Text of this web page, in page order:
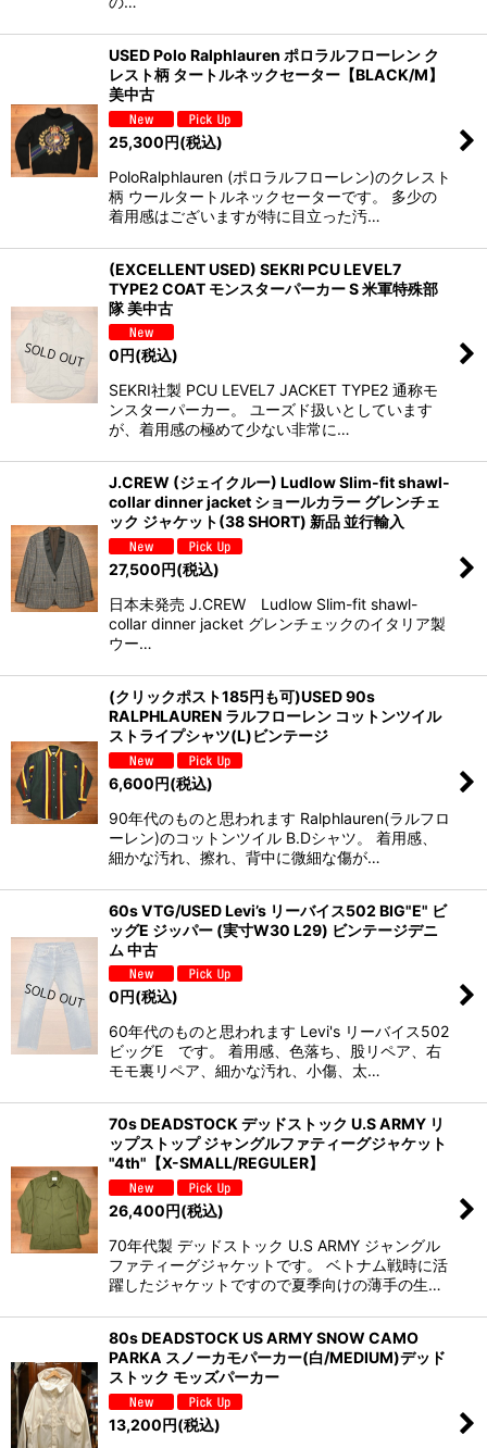
USED Polo Ralphlauren ポロラルフローレン ク
レスト柄 タートルネックセーター【BLACK/M】
美中古
25,300円(税込)
PoloRalphlauren (ポロラルフローレン)のクレスト
柄 ウールタートルネックセーターです。 多少の
着用感はございますが特に目立った汚…
(EXCELLENT USED) SEKRI PCU LEVEL7
TYPE2 COAT モンスターパーカー S 米軍特殊部
隊 美中古
0円(税込)
SEKRI社製 PCU LEVEL7 JACKET TYPE2 通称モ
ンスターパーカー。 ユーズド扱いとしています
が、着用感の極めて少ない非常に…
J.CREW (ジェイクルー) Ludlow Slim-fit shawl-
collar dinner jacket ショールカラー グレンチェ
ック ジャケット(38 SHORT) 新品 並行輸入
27,500円(税込)
日本未発売 J.CREW Ludlow Slim-fit shawl-
collar dinner jacket グレンチェックのイタリア製
ウー…
(クリックポスト185円も可)USED 90s
RALPHLAUREN ラルフローレン コットンツイル
ストライプシャツ(L)ビンテージ
6,600円(税込)
90年代のものと思われます Ralphlauren(ラルフロ
ーレン)のコットンツイル B.Dシャツ。 着用感、
細かな汚れ、擦れ、背中に微細な傷が…
60s VTG/USED Levi’s リーバイス502 BIG"E" ビ
ッグE ジッパー (実寸W30 L29) ビンテージデニ
ム 中古
0円(税込)
60年代のものと思われます Levi's リーバイス502
ビッグE です。 着用感、色落ち、股リペア、右
モモ裏リペア、細かな汚れ、小傷、太…
70s DEADSTOCK デッドストック U.S ARMY リ
ップストップ ジャングルファティーグジャケット
"4th"【X-SMALL/REGULER】
26,400円(税込)
70年代製 デッドストック U.S ARMY ジャングル
ファティーグジャケットです。 ベトナム戦時に活
躍したジャケットですので夏季向けの薄手の生…
80s DEADSTOCK US ARMY SNOW CAMO
PARKA スノーカモパーカー(白/MEDIUM)デッド
ストック モッズパーカー
13,200円(税込)